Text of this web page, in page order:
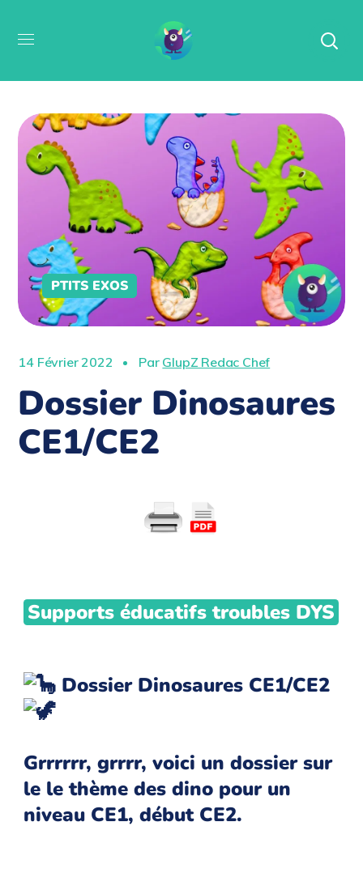
PTITS EXOS
14 Février 2022 Par GlupZ Redac Chef
Dossier Dinosaures
CE1/CE2
Supports éducatifs troubles DYS
Dossier Dinosaures CE1/CE2
Grrrrrr, grrrr, voici un dossier sur
le le thème des dino pour un
niveau CE1, début CE2.